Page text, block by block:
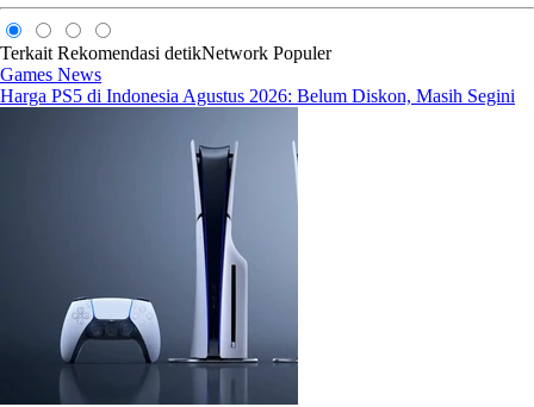
Terkait Rekomendasi detikNetwork Populer
Games News
Harga PS5 di Indonesia Agustus 2026: Belum Diskon, Masih Segini